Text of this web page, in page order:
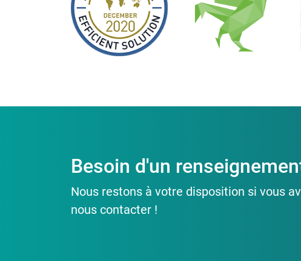
Besoin d'un
Nous restons à votre disposition si vous
nous contacter !